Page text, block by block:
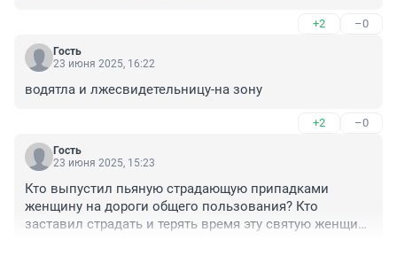
+2 –0
Гость
23 июня 2025, 16:22
водятла и лжесвидетельницу-на зону
+2 –0
Гость
23 июня 2025, 15:23
Кто выпустил пьяную страдающую припадками
женщину на дороги общего пользования? Кто
заставил страдать и терять время эту святую женщину